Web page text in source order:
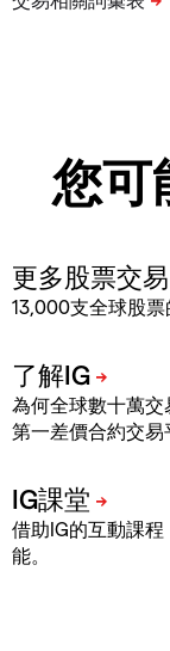
您可
13,000支全球股
為何全球數十萬
第一差價合約交易
借助IG的互動課
能。